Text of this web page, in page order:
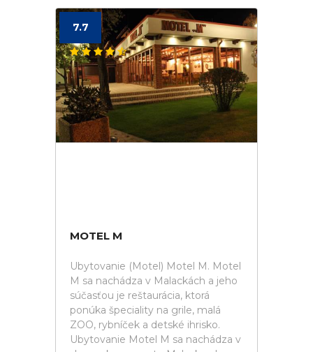
7.7
MOTEL M
Ubytovanie (Motel) Motel M. Motel
M sa nachádza v Malackách a jeho
súčasťou je reštaurácia, ktorá
ponúka špeciality na grile, malá
ZOO, rybníček a detské ihrisko.
Ubytovanie Motel M sa nachádza v